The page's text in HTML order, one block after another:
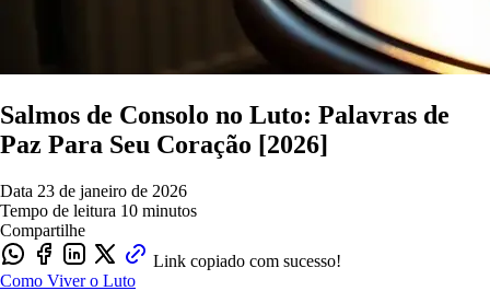
Salmos de Consolo no Luto: Palavras de
Paz Para Seu Coração [2026]
Data 23 de janeiro de 2026
Tempo de leitura 10 minutos
Compartilhe
Link copiado com sucesso!
Como Viver o Luto